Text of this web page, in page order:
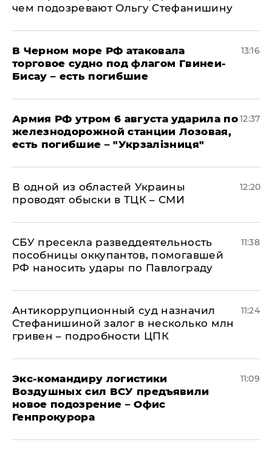
чем подозревают Ольгу Стефанишину
В Черном море РФ атаковала
торговое судно под флагом Гвинеи-
Бисау – есть погибшие
13:16
Армия РФ утром 6 августа ударила по
железнодорожной станции Лозовая,
есть погибшие – "Укрзалізниця"
12:37
В одной из областей Украины
проводят обыски в ТЦК – СМИ
12:20
СБУ пресекла разведдеятельность
пособницы оккупантов, помогавшей
РФ наносить удары по Павлограду
11:38
Антикоррупционный суд назначил
Стефанишиной залог в несколько млн
гривен – подробности ЦПК
11:24
Экс-командиру логистики
Воздушных сил ВСУ предъявили
новое подозрение – Офис
Генпрокурора
11:09